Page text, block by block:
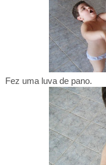
Fez uma luva de pano.